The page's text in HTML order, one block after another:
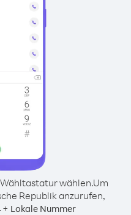
wählen.Um
Republik anzurufen,
+ Lokale Nummer